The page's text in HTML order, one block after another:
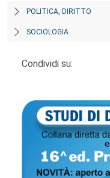
POLITICA, DIRITTO
SOCIOLOGIA
Condividi su: